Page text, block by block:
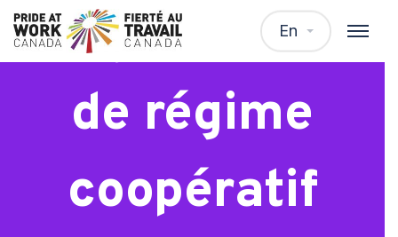
En
Stage d’été ou
de régime
coopératif